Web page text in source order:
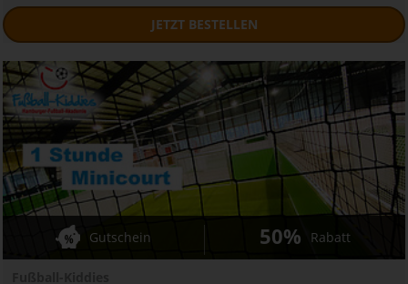
JETZTBESTELLEN
Gutschein 50% Rabatt